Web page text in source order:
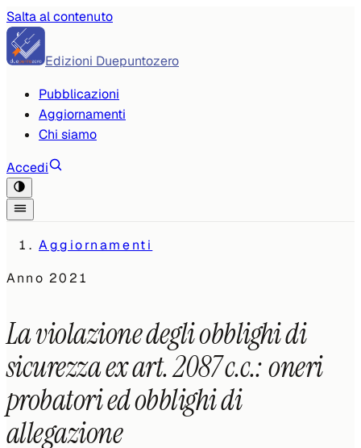
Salta al contenuto
Edizioni Duepuntozero
Pubblicazioni
Aggiornamenti
Chi siamo
Accedi
Aggiornamenti
Anno2021
La violazione degli obblighi di
sicurezza ex art. 2087 c.c.: oneri
probatori ed obblighi di
allegazione